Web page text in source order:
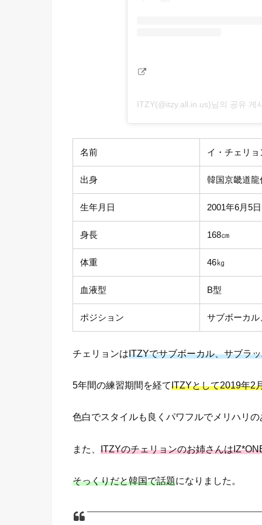
ITZY(@itzy.all.in.us)님의 공유 게
名前 イ・チェリョ
出身 韓国京畿道龍
生年月日 2001年6月5日
身長 168㎝
体重 46㎏
血液型 B型
ポジション サブボーカ
チェリョンはITZYでサブボーカル、サブラ
5年間の練習期間を経てITZYとして2019年2
色白でスタイルも良くパワフルでメリハリの
また、 ITZYのチェリョンのお姉さんは
そっくりだと韓国で話題になりました。